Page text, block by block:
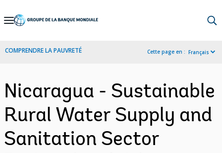
Skip
Navigation
COMPRENDRE LA PAUVRETÉ Cette page en : Français
Nicaragua - Sustainable
Rural Water Supply and
Sanitation Sector